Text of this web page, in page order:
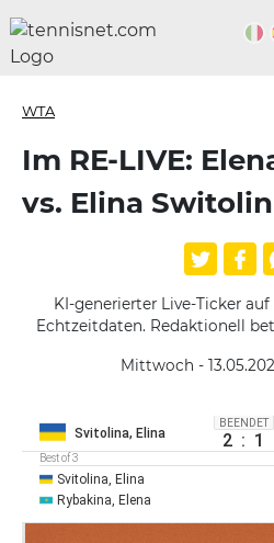
WTA
Im RE-LIVE:
vs. Elina
KI-generierter Live-Ticker
Echtzeitdaten. Redaktionell
Mittwoch -
Svitolina, Elina
BEENDET
2 : 1
Best of 3
Svitolina, Elina
Rybakina, Elena